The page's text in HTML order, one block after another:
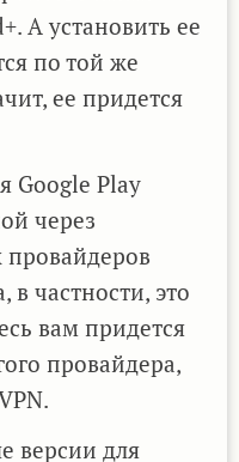
А установить ее
по той же
ее придется
Google Play
через
провайдеров
частности, это
вам придется
провайдера,
версии для